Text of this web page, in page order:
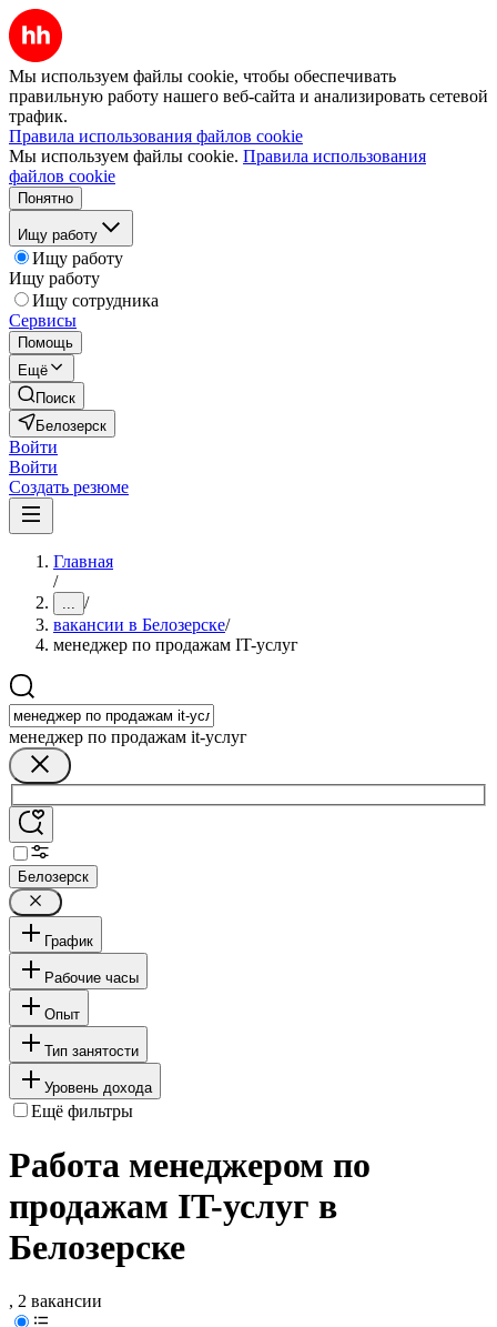
Мы используем файлы cookie, чтобы обеспечивать
правильную работу нашего веб-сайта и анализировать сетевой
трафик.
Правила использования файлов cookie
Мы используем файлы cookie. Правила использования
файлов cookie
Понятно
Ищу работу
Ищу работу
Ищу работу
Ищу сотрудника
Сервисы
Помощь
Ещё
Поиск
Белозерск
Войти
Войти
Создать резюме
Главная
/
... /
вакансии в Белозерске/
менеджер по продажам IT-услуг
менеджер по продажам it-услуг
Белозерск
График
Рабочие часы
Опыт
Тип занятости
Уровень дохода
Ещё фильтры
Работа менеджером по
продажам IT-услуг в
Белозерске
, 2 вакансии